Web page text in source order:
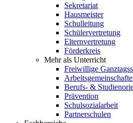
Sekretariat
Hausmeister
Schulleitung
Schülervertretung
Elternvertretung
Förderkreis
Mehr als Unterricht
Freiwillige
Berufs- &
Prävention
Schulsozialarbeit
Partnerschulen